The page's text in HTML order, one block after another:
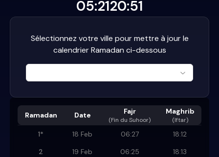
05:2120:51
Sélectionnez votre ville pour mettre à jour le
calendrier Ramadan ci-dessous
Ramadan Date Fajr
(Fin du Suhoor)
Maghrib
(Iftar)
1* 18 Feb 06:27
18:12
2
19 Feb 06:25
18:13